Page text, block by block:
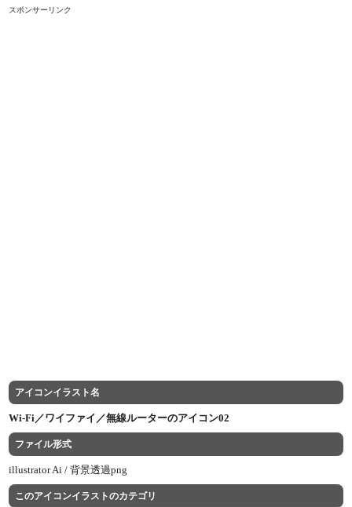
スポンサーリンク
アイコンイラスト名
Wi-Fi／ワイファイ／無線ルーターのアイコン02
ファイル形式
illustrator Ai /背景透過png
このアイコンイラストのカテゴリ